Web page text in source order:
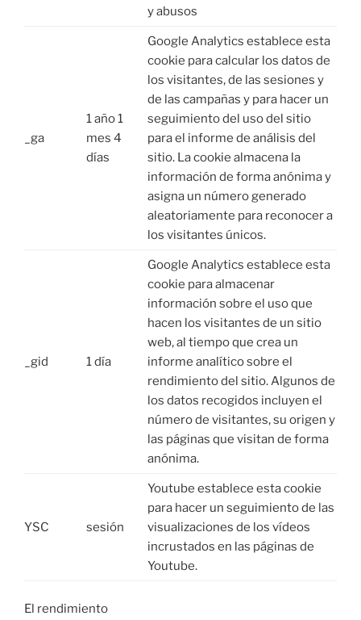
y abusos
_ga
1 año 1
mes 4
días
Google Analytics establece esta
cookie para calcular los datos de
los visitantes, de las sesiones y
de las campañas y para hacer un
seguimiento del uso del sitio
para el informe de análisis del
sitio. La cookie almacena la
información de forma anónima y
asigna un número generado
aleatoriamente para reconocer a
los visitantes únicos.
_gid 1 día
Google Analytics establece esta
cookie para almacenar
información sobre el uso que
hacen los visitantes de un sitio
web, al tiempo que crea un
informe analítico sobre el
rendimiento del sitio. Algunos de
los datos recogidos incluyen el
número de visitantes, su origen y
las páginas que visitan de forma
anónima.
YSC sesión
Youtube establece esta cookie
para hacer un seguimiento de las
visualizaciones de los vídeos
incrustados en las páginas de
Youtube.
El rendimiento